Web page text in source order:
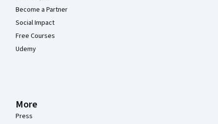
Become a Partner
Social Impact
Free Courses
Udemy
More
Press